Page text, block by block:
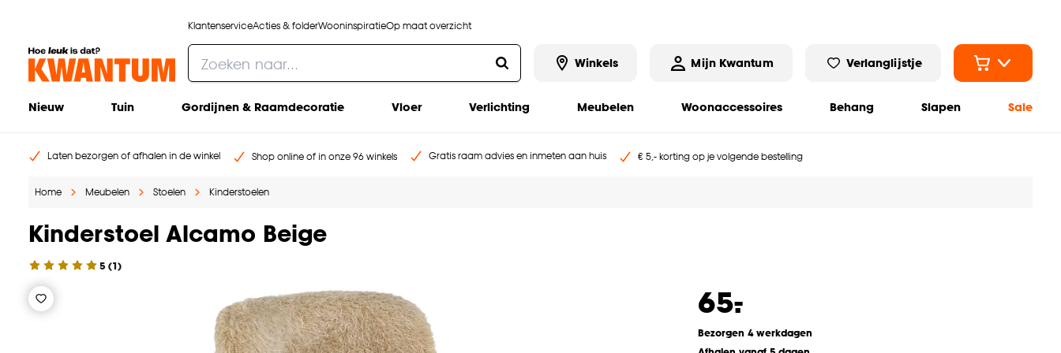
KlantenserviceActies & folderWooninspiratieOp maat overzicht
Winkels Mijn Kwantum Verlanglijstje
Nieuw Tuin Gordijnen & Raamdecoratie Vloer Verlichting Meubelen Woonaccessoires Behang Slapen Sale
Laten bezorgen of afhalen in de winkel Shop online of in onze 96 winkels Gratis raam advies en inmeten aan huis € 5,- korting op je volgende bestelling
Home Meubelen Stoelen Kinderstoelen
Kinderstoel Alcamo Beige
5 (1)
65.
-
Bezorgen 4 werkdagen